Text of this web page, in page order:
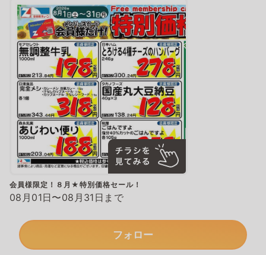
会員様限定！８月★特別価格セール！
08月01日〜08月31日まで
フォロー